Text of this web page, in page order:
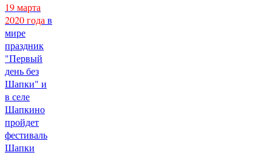
19 марта
2020 года в
мире
праздник
"Первый
день без
Шапки" и
в селе
Шапкино
пройдет
фестиваль
Шапки